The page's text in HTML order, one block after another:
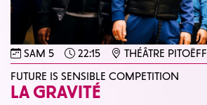
SAM 5 22:15
THÉÂTRE PITOËFF
FUTURE IS SENSIBLE COMPETITION
LA GRAVITÉ